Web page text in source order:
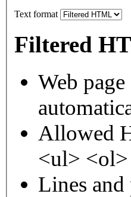
Text format
Filtered
Web
Allowed
<ul>
Lines and